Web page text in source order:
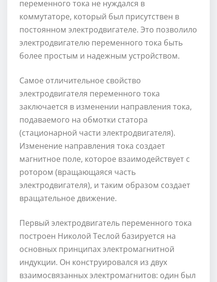
переменного тока не нуждался в
коммутаторе, который был присутствен в
постоянном электродвигателе. Это позволило
электродвигателю переменного тока быть
более простым и надежным устройством.
Самое отличительное свойство
электродвигателя переменного тока
заключается в изменении направления тока,
подаваемого на обмотки статора
(стационарной части электродвигателя).
Изменение направления тока создает
магнитное поле, которое взаимодействует с
ротором (вращающаяся часть
электродвигателя), и таким образом создает
вращательное движение.
Первый электродвигатель переменного тока
построен Николой Теслой базируется на
основных принципах электромагнитной
индукции. Он конструировался из двух
взаимосвязанных электромагнитов: один был